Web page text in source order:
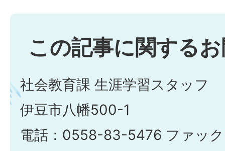
この記事に関する
社会教育課 生涯学習スタッフ
伊豆市八幡500-1
電話：0558-83-5476 ファッ